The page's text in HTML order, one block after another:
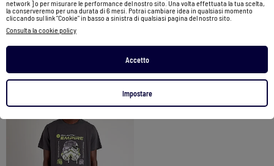
network ] o per misurare le performance del nostro sito. Una volta effettuata la tua scelta,
la conserveremo per una durata di 6 mesi. Potrai cambiare idea in qualsiasi momento
cliccando sul link "Cookie" in basso a sinistra di qualsiasi pagina del nostro sito.
Consulta la cookie policy
Accetto
Impostare
Vedi prodotto